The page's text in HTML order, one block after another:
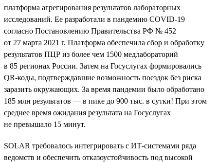
платформа агрегирования результатов лабораторных
исследований. Ее разработали в пандемию COVID-19
согласно Постановлению Правительства РФ № 452
от 27 марта 2021 г. Платформа обеспечила сбор и обработку
результатов ПЦР из более чем 1500 медлабораторий
в 85 регионах России. Затем на Госуслугах формировались
QR-коды, подтверждавшие возможность поездок без риска
заразить окружающих. За время пандемии было обработано
185 млн результатов — в пике до 900 тыс. в сутки! При этом
среднее время ожидания результата на Госуслугах
не превышало 15 минут.
SOLAR требовалось интегрировать с ИТ-системами ряда
ведомств и обеспечить отказоустойчивость под высокой